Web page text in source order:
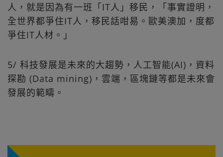
人，就是因為有一班「IT人」移民，「事實證明，
全世界都爭住IT人，移民話咁易。歐美澳加，度都
爭住IT人材。」
5/ 科技發展是未來的大趨勢，人工智能(AI)，資料
探勘 (Data mining)，雲端，區塊鏈等都是未來會
發展的範疇。